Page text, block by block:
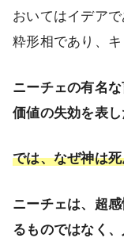
おいてはイデア
粋形相であり、キ
ニーチェの有名
価値の失効を表し
では、なぜ神は
ニーチェは、超
るものではなく